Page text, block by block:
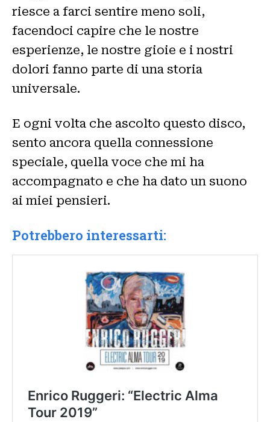
riesce a farci sentire meno soli,
facendoci capire che le nostre
esperienze, le nostre gioie e i nostri
dolori fanno parte di una storia
universale.
E ogni volta che ascolto questo disco,
sento ancora quella connessione
speciale, quella voce che mi ha
accompagnato e che ha dato un suono
ai miei pensieri.
Potrebbero interessarti: